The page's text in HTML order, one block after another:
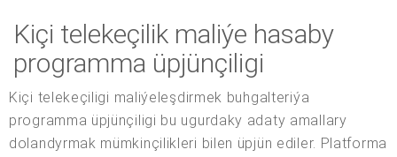
Kiçi telekeçilik maliýe hasaby
programma üpjünçiligi
Kiçi telekeçiligi maliýeleşdirmek buhgalteriýa
programma üpjünçiligi bu ugurdaky adaty amallary
dolandyrmak mümkinçilikleri bilen üpjün ediler. Platforma